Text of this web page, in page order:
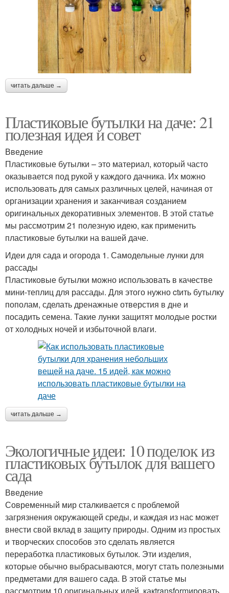
читать дальше →
Пластиковые бутылки на даче: 21
полезная идея и совет
Введение
Пластиковые бутылки – это материал, который часто
оказывается под рукой у каждого дачника. Их можно
использовать для самых различных целей, начиная от
организации хранения и заканчивая созданием
оригинальных декоративных элементов. В этой статье
мы рассмотрим 21 полезную идею, как применить
пластиковые бутылки на вашей даче.
Идеи для сада и огорода 1. Самодельные лунки для
рассады
Пластиковые бутылки можно использовать в качестве
мини-теплиц для рассады. Для этого нужно ctить бутылку
пополам, сделать дренажные отверстия в дне и
посадить семена. Такие лунки защитят молодые ростки
от холодных ночей и избыточной влаги.
читать дальше →
Экологичные идеи: 10 поделок из
пластиковых бутылок для вашего
сада
Введение
Современный мир сталкивается с проблемой
загрязнения окружающей среды, и каждая из нас может
внести свой вклад в защиту природы. Одним из простых
и творческих способов это сделать является
переработка пластиковых бутылок. Эти изделия,
которые обычно выбрасываются, могут стать полезными
предметами для вашего сада. В этой статье мы